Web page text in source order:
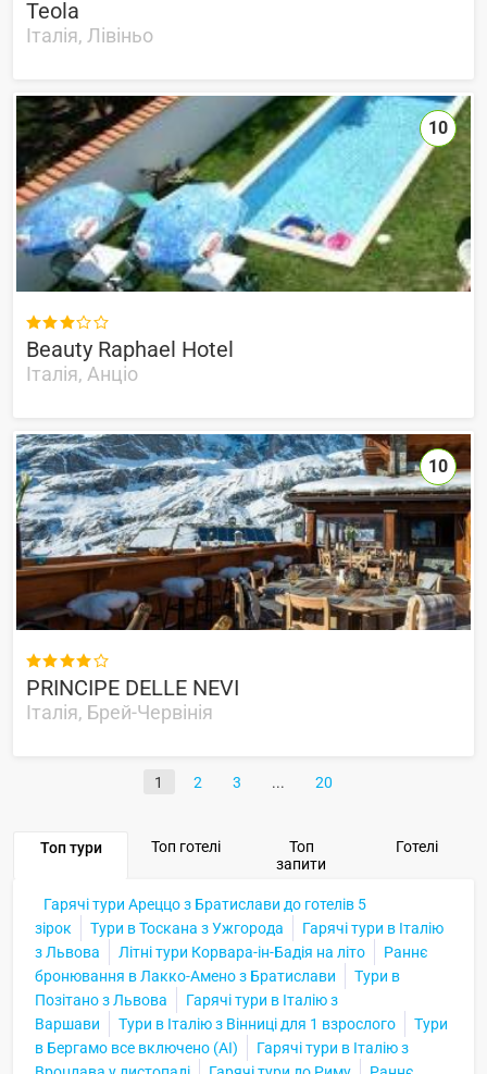
Teola
Італія, Лівіньо

Beauty Raphael Hotel
Італія, Анціо
10

PRINCIPE DELLE NEVI
Італія, Брей-Червінія
10
1 2 3 20
Топ тури Топ готелі
Топ
запити
Готелі
Гарячі тури Ареццо з Братислави до готелів 5
зірок
Тури в Тоскана з Ужгорода
Гарячі тури в Італію
з Львова
Літні тури Корвара-ін-Бадія на літо
Раннє
бронювання в Лакко-Амено з Братислави
Тури в
Позітано з Львова
Гарячі тури в Італію з
Варшави
Тури в Італію з Вінниці для 1 взрослого
Тури
в Бергамо все включено (AI)
Гарячі тури в Італію з